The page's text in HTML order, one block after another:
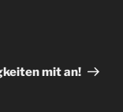
mit an!